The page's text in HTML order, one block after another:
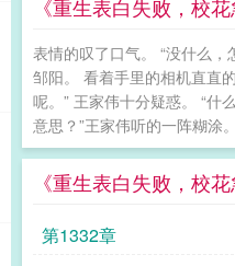
《重生表白失败，校
表情的叹了口气。 “没什么
邹阳。 看着手里的相机直直
呢。” 王家伟十分疑惑。 “什
意思？”王家伟听的一阵糊涂
《重生表白失败，校
第1332章